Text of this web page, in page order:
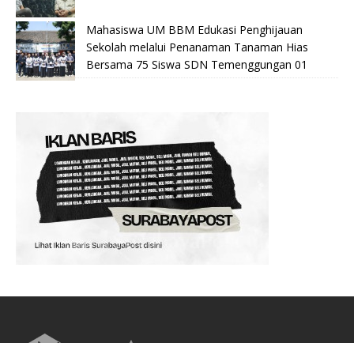
Mahasiswa UM BBM Edukasi Penghijauan
Sekolah melalui Penanaman Tanaman Hias
Bersama 75 Siswa SDN Temenggungan 01